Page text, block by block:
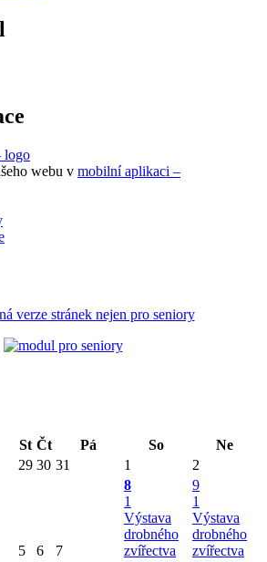
webu v mobilní aplikaci –
verze stránek nejen pro seniory
St Čt Pá So
Ne
29 30 31 1 2
5 6 7
8
1
Výstava
drobného
zvířectva
9
1
Výstava
drobného
zvířectva